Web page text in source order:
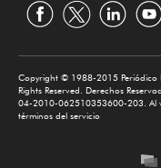
Copyright © 1988-2015 Periódico
Rights Reserved. Derechos
04-2010-062510353600-203. Al
términos del servicio